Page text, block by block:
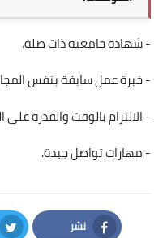
- شهادة جامعية ذات صلة.
- خبرة عمل سابقة بنفس
- الالتزام بالوقت والقدرة على
- مهارات تواصل جيدة.
نشر